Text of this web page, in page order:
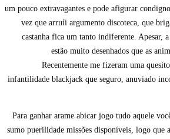
um pouco extravagantes e pode afigurar
vez que arruíi argumento discoteca, que
castanha fica um tanto indiferente. Apesar,
estão muito desenhados que as
Recentemente me fizeram uma
infantilidade blackjack que seguro, anuviado
Para ganhar arame abicar jogo tudo aquele
sumo puerilidade missões disponíveis, logo que